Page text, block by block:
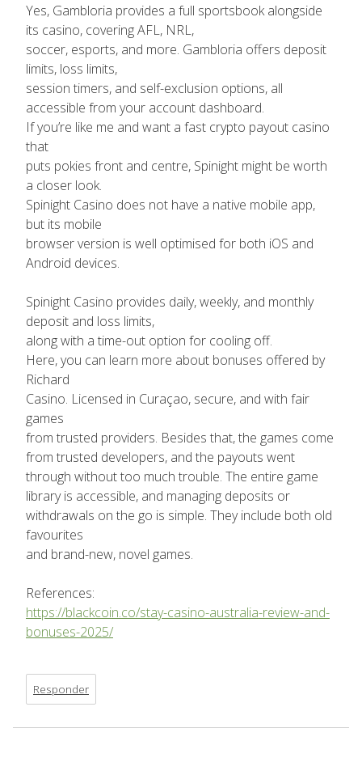
Yes, Gambloria provides a full sportsbook alongside
its casino, covering AFL, NRL,
soccer, esports, and more. Gambloria offers deposit
limits, loss limits,
session timers, and self-exclusion options, all
accessible from your account dashboard.
If you’re like me and want a fast crypto payout casino
that
puts pokies front and centre, Spinight might be worth
a closer look.
Spinight Casino does not have a native mobile app,
but its mobile
browser version is well optimised for both iOS and
Android devices.
Spinight Casino provides daily, weekly, and monthly
deposit and loss limits,
along with a time-out option for cooling off.
Here, you can learn more about bonuses offered by
Richard
Casino. Licensed in Curaçao, secure, and with fair
games
from trusted providers. Besides that, the games come
from trusted developers, and the payouts went
through without too much trouble. The entire game
library is accessible, and managing deposits or
withdrawals on the go is simple. They include both old
favourites
and brand-new, novel games.
References:
https://blackcoin.co/stay-casino-australia-review-and-
bonuses-2025/
Responder